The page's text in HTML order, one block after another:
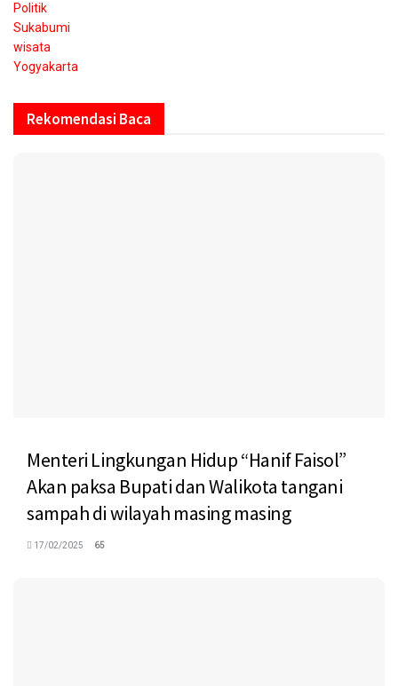
Politik
Sukabumi
wisata
Yogyakarta
Rekomendasi Baca
Menteri Lingkungan Hidup “Hanif Faisol”
Akan paksa Bupati dan Walikota tangani
sampah di wilayah masing masing
17/02/2025 65